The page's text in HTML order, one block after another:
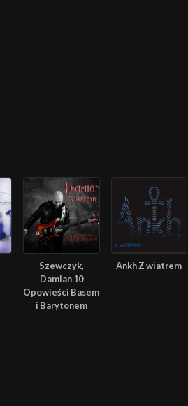
Szewczyk,
Damian 10
Opowieści Basem
i Barytonem
Ankh Z wiatrem